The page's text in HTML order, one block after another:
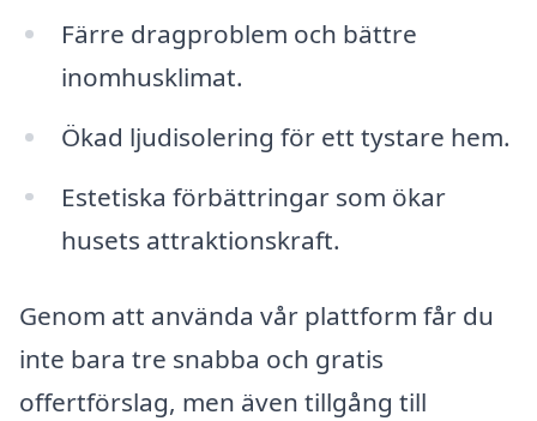
Färre dragproblem och bättre
inomhusklimat.
Ökad ljudisolering för ett tystare hem.
Estetiska förbättringar som ökar
husets attraktionskraft.
Genom att använda vår plattform får du
inte bara tre snabba och gratis
offertförslag, men även tillgång till